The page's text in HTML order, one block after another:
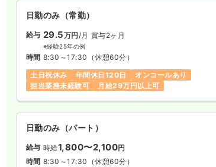
日勤のみ（常勤）
給与 29.5万円/月 賞与2ヶ月
※経験25年の例
時間 8:30～17:30 （休憩60分）
土日祝休み
年間休日120日
オンコールあり
担当業務未経験可
月給29万円以上可
日勤のみ（パート）
給与 時給1,800〜2,100円
時間 8:30～17:30 （休憩60分）